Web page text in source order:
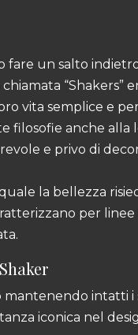
fare un salto
“Shakers”
vita semplice e
filosofie anche alla
e privo di
la bellezza
per
mantenendo intatti i
iconica nel